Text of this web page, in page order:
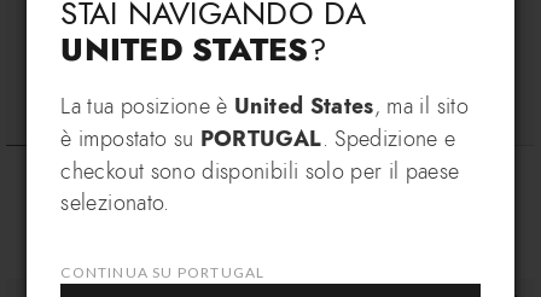
T shirt lt
€ 134
T shirt lt
Cambia lingua
In che paese desideri spedire?
ISCRIVITI E RICEVI UN
VANTAGGIO ESCLUSIVO
Iscriviti alla nostra newsletter, subito per te un
STAI NAVIGANDO DA
UNITED STATES?
La tua posizione è United States, ma il sito
è impostato su PORTUGAL. Spedizione e
checkout sono disponibili solo per il paese
selezionato.
CONTINUA SU PORTUGAL